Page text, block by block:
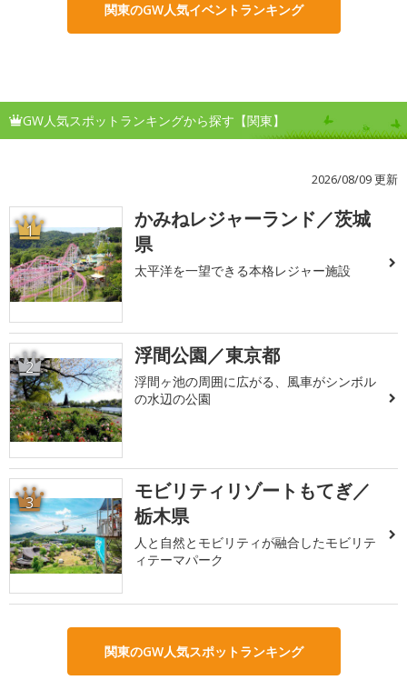
関東のGW人気イベントランキング
GW人気スポットランキングから探す【関東】
2026/08/09 更新
1
かみねレジャーランド／茨城
県
太平洋を一望できる本格レジャー施設
2 浮間公園／東京都
浮間ヶ池の周囲に広がる、風車がシンボル
の水辺の公園
3
モビリティリゾートもてぎ／
栃木県
人と自然とモビリティが融合したモビリテ
ィテーマパーク
関東のGW人気スポットランキング